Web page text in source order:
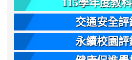
115學年度教
交通安全
永續校園評